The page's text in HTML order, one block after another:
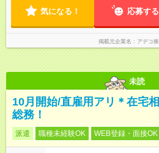
気になる！ 応募する
掲載元企業名 アデコ
未読
10月開始/直雇用アリ＊在宅
総務！
派遣 職種未経験OK WEB登録・面接OK